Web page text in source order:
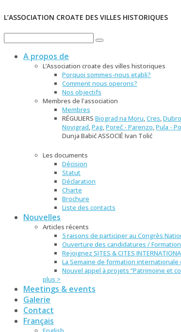
L’ASSOCIATION CROATE DES VILLES HISTORIQUES
A propos de
L’Association croate des villes historiques
Porquoi sommes-nous etabli?
Comment nous operons?
Nos objectifs
Membres de l'association
Membres
RÉGULIERS Biograd na Moru,Cres,
Novigrad,Pag,Poreč - Parenzo,Pula -
Dunja Babić ASSOCIÉ Ivan Tolić
Les documents
Décision
Statut
Déclaration
Charte
Brochure
Liste des contacts
Nouvelles
Articles récents
5 raisons de participer au Congrès
Ouverture des candidatures /
Rejoignez SITES & CITES
La Semaine de formation
Nouvel appel à projets “Patrimoine et
plus >
Meetings & events
Galerie
Contact
Français